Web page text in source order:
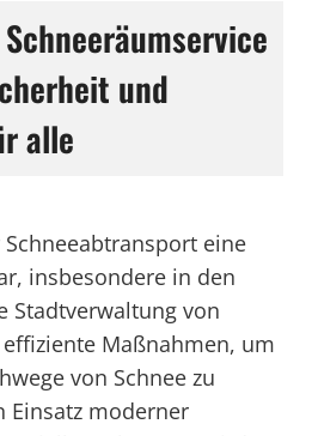
und
alle
eine
insbesondere in den
Stadtverwaltung von
Maßnahmen, um
von Schnee zu
Einsatz moderner